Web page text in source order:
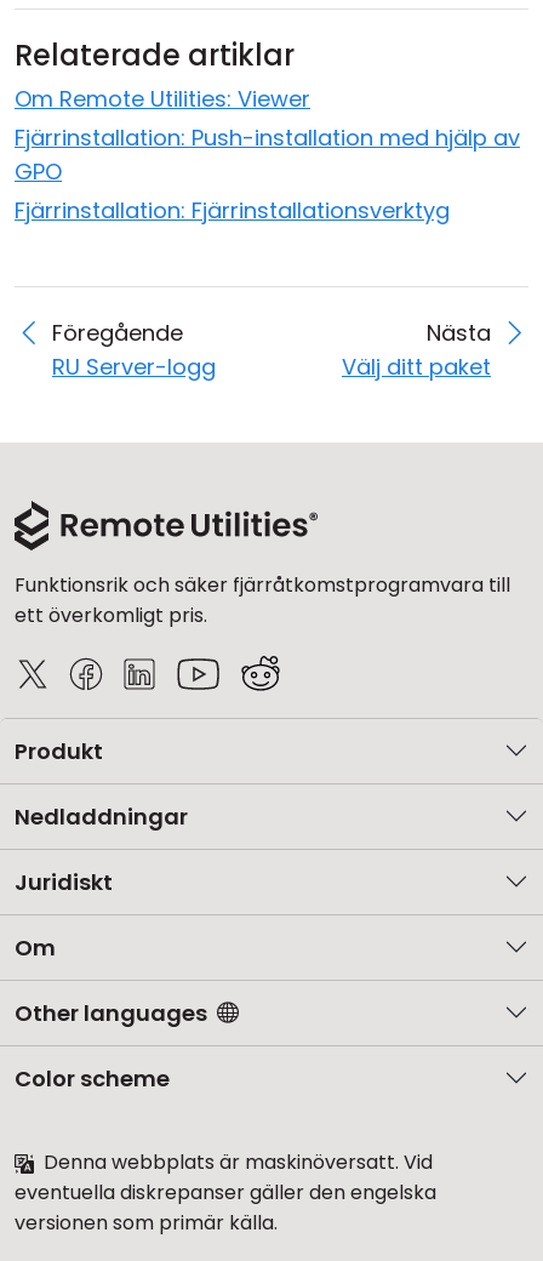
Relaterade artiklar
Om Remote Utilities: Viewer
Fjärrinstallation: Push-installation med hjälp av
GPO
Fjärrinstallation: Fjärrinstallationsverktyg
Föregående
RU Server-logg
Nästa
Välj ditt paket
Funktionsrik och säker fjärråtkomstprogramvara till
ett överkomligt pris.
Produkt
Nedladdningar
Juridiskt
Om
Other languages
Color scheme
Denna webbplats är maskinöversatt. Vid
eventuella diskrepanser gäller den engelska
versionen som primär källa.